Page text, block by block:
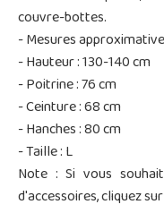
couvre-bottes.
- Mesures
- Hauteur : 130-140 cm
- Poitrine : 76 cm
- Ceinture : 68 cm
- Hanches : 80 cm
- Taille : L
Note : Si vous
d'accessoires, cliquez sur